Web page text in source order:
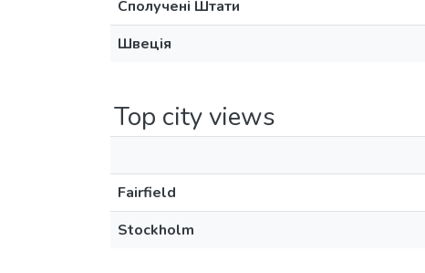
Сполучені Штати
Швеція
Top city views
Fairfield
Stockholm